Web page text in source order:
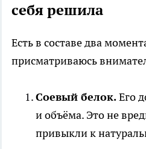
себя решила
Есть в составе два
присматриваюсь
Соевый белок.Его
и объёма. Это не
привыкли к